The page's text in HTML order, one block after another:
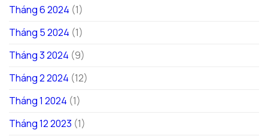
Tháng 6 2024 (1)
Tháng 5 2024 (1)
Tháng 3 2024 (9)
Tháng 2 2024 (12)
Tháng 1 2024 (1)
Tháng 12 2023 (1)